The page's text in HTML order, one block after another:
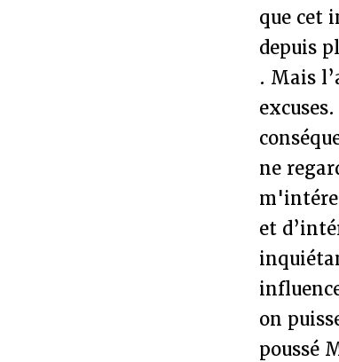
que cet
depuis
. Mais
ne
et
on
poussé